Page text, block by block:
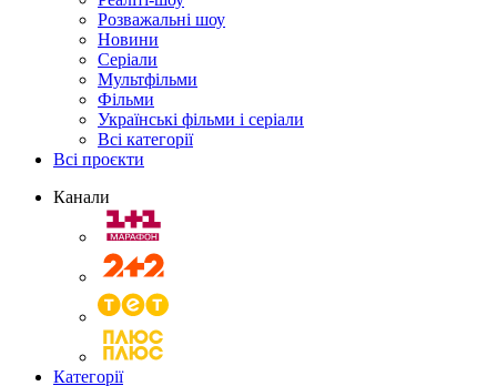
Розважальні шоу
Новини
Серіали
Мультфільми
Фільми
Українські фільми і серіали
Всі категорії
Всі проєкти
Канали
Категорії